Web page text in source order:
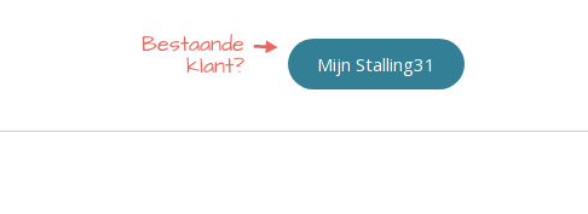
Mijn Stalling31